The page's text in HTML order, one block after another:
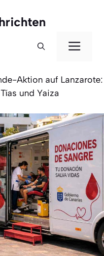
Aktion auf Lanzarote:
und Yaiza